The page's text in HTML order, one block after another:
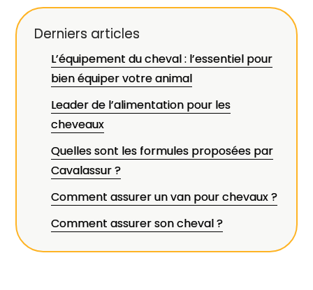
Derniers articles
L’équipement du cheval : l’essentiel pour
bien équiper votre animal
Leader de l’alimentation pour les
cheveaux
Quelles sont les formules proposées par
Cavalassur ?
Comment assurer un van pour chevaux ?
Comment assurer son cheval ?